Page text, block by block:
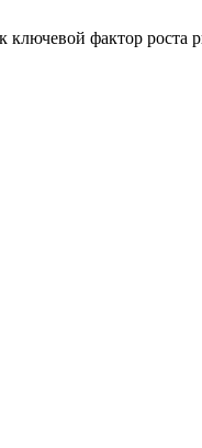
фактор роста